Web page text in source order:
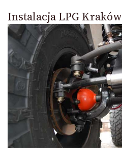
Instalacja LPG Kraków